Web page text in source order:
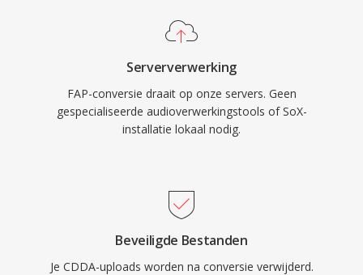
Serververwerking
FAP-conversie draait op onze servers. Geen
gespecialiseerde audioverwerkingstools of SoX-
installatie lokaal nodig.
Beveiligde Bestanden
Je CDDA-uploads worden na conversie verwijderd.